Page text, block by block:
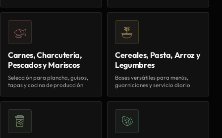
Carnes, Charcutería,
Pescados y Mariscos
Selección para plancha, guisos,
tapas y cocina de producción
Cereales, Pasta, Arroz y
Legumbres
Bases versátiles para menús,
guarniciones y servicio diario